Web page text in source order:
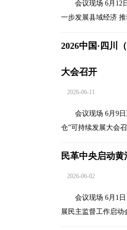
会议现场 6月12
一步发展县域经济
2026中国·四川
大会召开
2026-06-11
会议现场 6月9
仓”可持续发展大会
民革中央启动
2026-06-02
会议现场 6月1
展民主监督工作启